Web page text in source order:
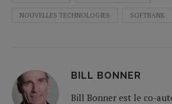
NOUVELLES TECHNOLOGIES SOFTBANK
BILL BONNER
Bill Bonner est le co-